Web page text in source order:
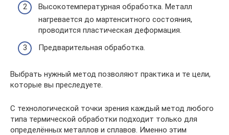
Высокотемпературная обработка. Металл
нагревается до мартенситного состояния,
проводится пластическая деформация.
Предварительная обработка.
Выбрать нужный метод позволяют практика и те цели,
которые вы преследуете.
С технологической точки зрения каждый метод любого
типа термической обработки подходит только для
определённых металлов и сплавов. Именно этим